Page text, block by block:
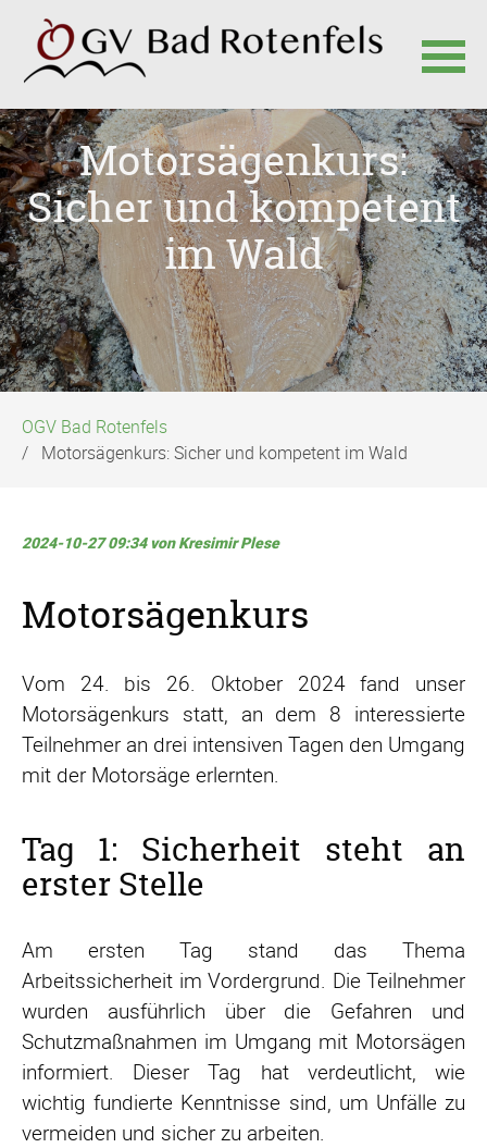
Navigation
überspringenMotorsägenkurs:
Sicher und kompetent
im Wald
OGV Bad Rotenfels
Motorsägenkurs: Sicher und kompetent im Wald
2024-10-27 09:34von Kresimir Plese
Motorsägenkurs
Vom 24. bis 26. Oktober 2024 fand unser
Motorsägenkurs statt, an dem 8 interessierte
Teilnehmer an drei intensiven Tagen den Umgang
mit der Motorsäge erlernten.
Tag 1: Sicherheit steht an
erster Stelle
Am ersten Tag stand das Thema
Arbeitssicherheit im Vordergrund. Die Teilnehmer
wurden ausführlich über die Gefahren und
Schutzmaßnahmen im Umgang mit Motorsägen
informiert. Dieser Tag hat verdeutlicht, wie
wichtig fundierte Kenntnisse sind, um Unfälle zu
vermeiden und sicher zu arbeiten.